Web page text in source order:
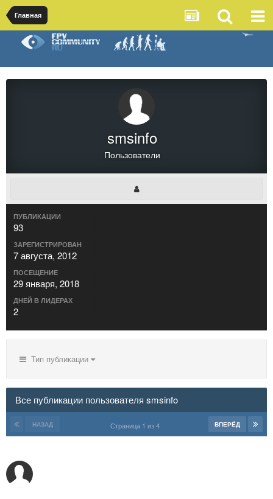
Главная
smsinfo
Пользователи
ПУБЛИКАЦИИ
93
ЗАРЕГИСТРИРОВАН
7 августа, 2012
ПОСЕЩЕНИЕ
29 января, 2018
ДНЕЙ В ЛИДЕРАХ
2
Тип публикации
Все публикации пользователя smsinfo
НАЗАД ВПЕРЁД
Страница 1 из 4